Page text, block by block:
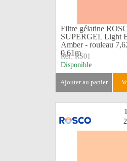
Filtre gélatine
SUPERGEL Light
Amber - rouleau
0,61m
Réf: RS01
Disponible
ajouter au panier